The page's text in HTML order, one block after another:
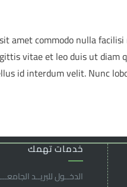
amet commodo nulla
vitae et leo duis ut diam
id interdum velit. Nunc
خدمات تهمك
الدخــول للبريــد